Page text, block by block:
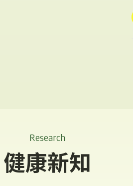
Research
健康新知